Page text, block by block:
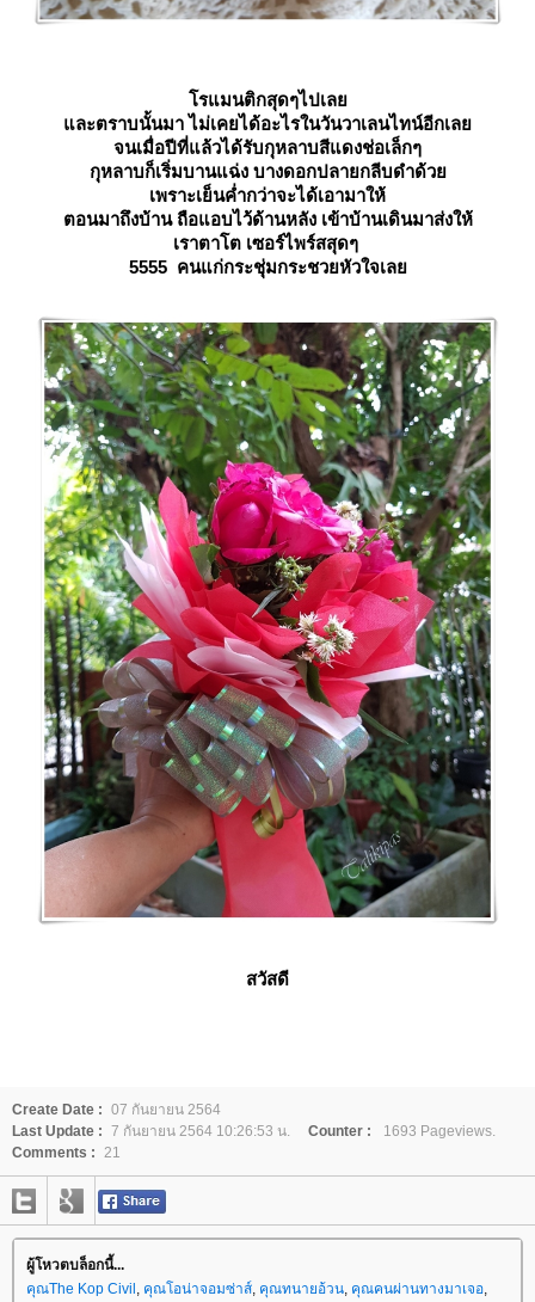
รแมนติกสุดๆไปเล
ละตราบนั้นมา ไม่เคยได้อะไรในวันวาเลนไทน์อีกเล
จนเมื่อปีที่แล้วได้รับกุหลาบสีแดงช่อเล็กๆ
กุหลาบก็เริ่มบานแฉ่ง บางดอกปลายกลีบดำด้ว
เพราะเย็นค่ำกว่าจะได้เอามาให้
ตอนมาถึงบ้าน ถือแอบไว้ด้านหลัง เข้าบ้านเดินมาส่งให้
เราตาโต เซอร์ไพร์สสุดๆ
5555 คนแก่กระชุ่มกระชวยหัวใจเล
สวัสดี
Create Date : 07 กันยายน 2564
Last Update : 7 กันยายน 2564 10:26:53 น. Counter :
1693 Pageviews.
Comments : 21
ผู้โหวตบล็อกนี้...
คุณThe Kop Civil, คุณโอน่าจอมซ่าส์, คุณทนายอ้วน, คุณคนผ่านทางมาเจอ,